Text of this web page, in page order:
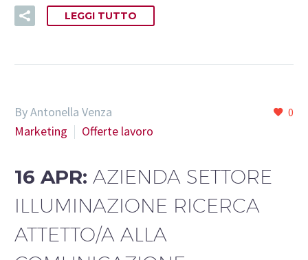
LEGGI TUTTO
0
By Antonella Venza
Marketing
Offerte lavoro
16 APR: AZIENDA SETTORE
ILLUMINAZIONE RICERCA
ATTETTO/A ALLA